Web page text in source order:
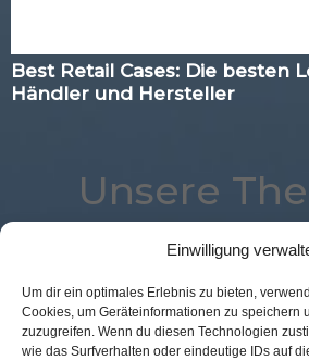
Einwilligung
Um dir ein optimales Erlebnis zu bieten,
Cookies, um Geräteinformationen zu speichern
zuzugreifen. Wenn du diesen Technologien
wie das Surfverhalten oder eindeutige IDs auf
Best Retail Cases: Die besten
Händler und Hersteller
Unsere
Analytics Corona
Best Retail
Kassenlose Läden
Payment
POS Connect
Mobile